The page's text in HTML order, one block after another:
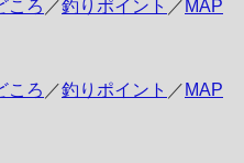
ころ ／釣りポイント ／ MAP
ころ ／釣りポイント ／ MAP